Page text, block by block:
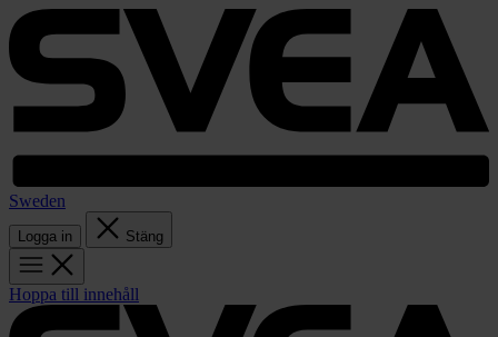
Sweden
Logga in Stäng
Hoppa till innehåll